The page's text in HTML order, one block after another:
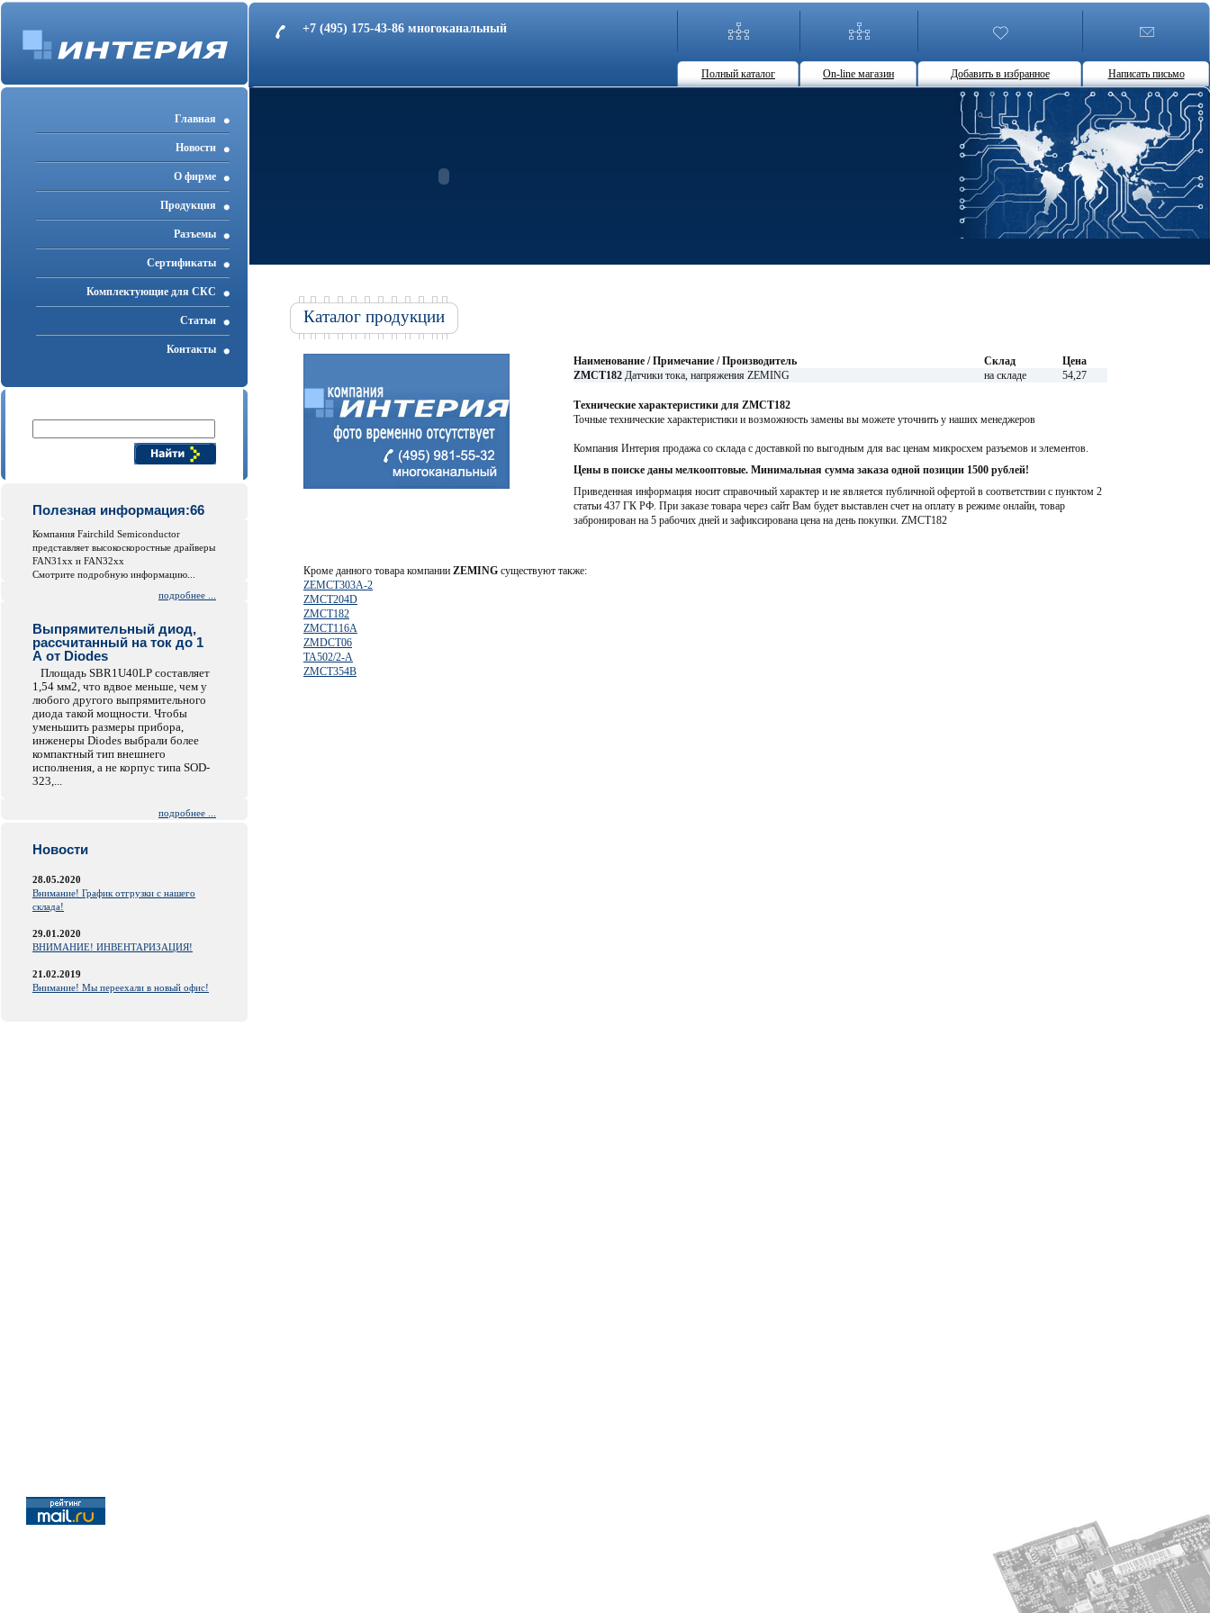
+7 (495) 175-43-86 многоканальный
Полный каталог On-line магазин Добавить в избранное Написать письмо
Главная
Новости
О фирме
Продукция
Разъемы
Cертификаты
Комплектующие для СКС
Статьи
Контакты
Полезная информация:66
Компания Fairchild Semiconductor
представляет высокоскоростные драйверы
FAN31xx и FAN32xx
Смотрите подробную информацию...
подробнее ...
Выпрямительный диод,
рассчитанный на ток до 1
А от Diodes
Площадь SBR1U40LP составляет
1,54 мм2, что вдвое меньше, чем у
любого другого выпрямительного
диода такой мощности. Чтобы
уменьшить размеры прибора,
инженеры Diodes выбрали более
компактный тип внешнего
исполнения, а не корпус типа SOD-
323,...
подробнее ...
Новости
28.05.2020
Внимание! График отгрузки с нашего
склада!
29.01.2020
ВНИМАНИЕ! ИНВЕНТАРИЗАЦИЯ!
21.02.2019
Внимание! Мы переехали в новый офис!
Каталог продукции
Наименование / Примечание / Производитель Склад
Цена
ZMCT182 Датчики тока, напряжения ZEMING на складе 54,27
Технические характеристики для ZMCT182
Точные технические характеристики и возможность замены вы можете уточнить у наших менеджеров
Компания Интерия продажа со склада с доставкой по выгодным для вас ценам микросхем разъемов и элементов.
Цены в поиске даны мелкооптовые. Минимальная сумма заказа одной позиции 1500 рублей!
Приведенная информация носит справочный характер и не является публичной офертой в соответствии с пунктом 2
статьи 437 ГК РФ. При заказе товара через сайт Вам будет выставлен счет на оплату в режиме онлайн, товар
забронирован на 5 рабочих дней и зафиксирована цена на день покупки. ZMCT182
Кроме данного товара компании ZEMING существуют также:
ZEMCT303A-2
ZMCT204D
ZMCT182
ZMCT116A
ZMDCT06
TA502/2-A
ZMCT354B